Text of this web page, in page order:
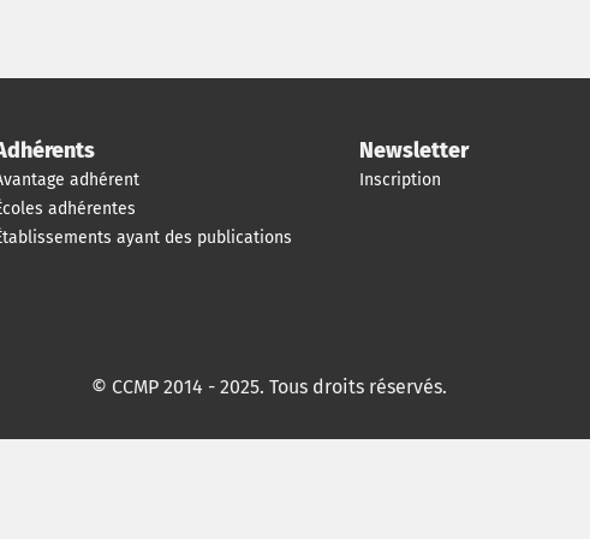
adhérent
adhérentes
ayant des publications
Newsletter
Inscription
© CCMP 2014 - 2025. Tous droits réservés.